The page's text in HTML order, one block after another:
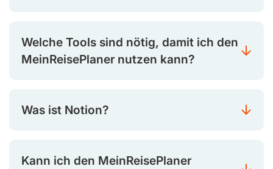
Welche Tools sind nötig, damit ich den
MeinReisePlaner nutzen kann?
Was ist Notion?
Kann ich den MeinReisePlaner